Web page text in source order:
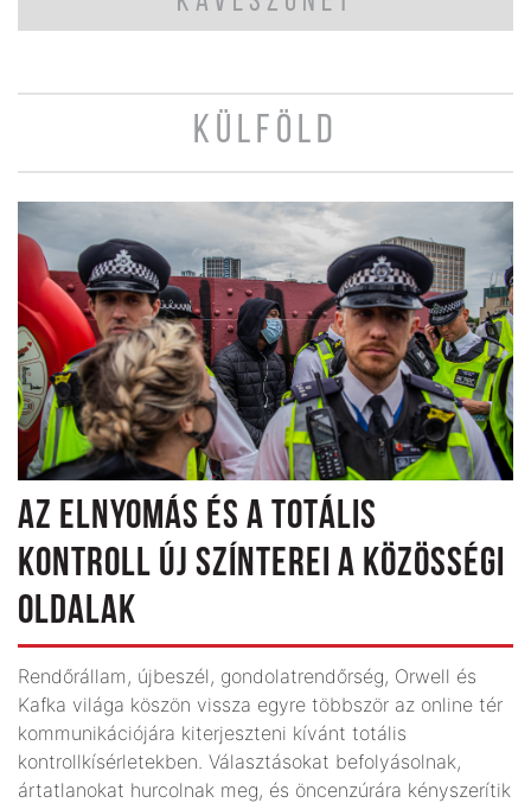
KÜLFÖLD
AZ ELNYOMÁS ÉS A TOTÁLIS
KONTROLL ÚJ SZÍNTEREI A KÖZÖSSÉGI
OLDALAK
Rendőrállam, újbeszél, gondolatrendőrség, Orwell és
Kafka világa köszön vissza egyre többször az online tér
kommunikációjára kiterjeszteni kívánt totális
kontrollkísérletekben. Választásokat befolyásolnak,
ártatlanokat hurcolnak meg, és öncenzúrára kényszerítik